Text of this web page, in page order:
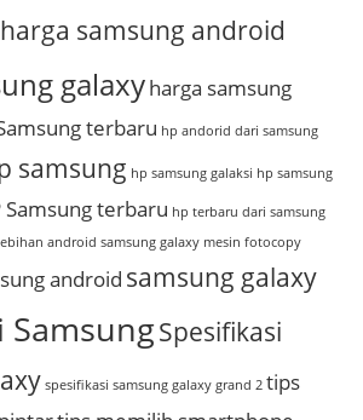
harga samsung android
galaxyharga samsung
terbaru hp andorid dari samsung
samsung hp samsung galaksi hp samsung
Samsung terbaru hp terbaru dari samsung
android samsung galaxy mesin fotocopy
android samsung galaxy
SamsungSpesifikasi
spesifikasi samsung galaxy grand 2 tips